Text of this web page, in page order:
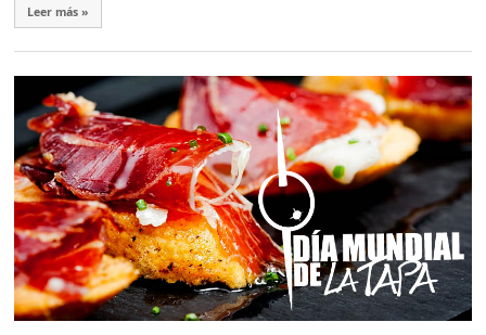
Leer más »